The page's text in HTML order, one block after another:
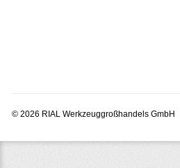
© 2026 RIAL Werkzeuggroßhandels GmbH